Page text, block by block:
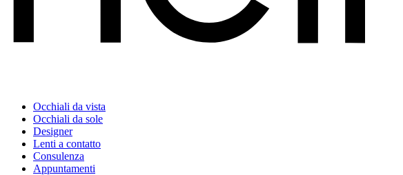
Occhiali da vista
Occhiali da sole
Designer
Lenti a contatto
Consulenza
Appuntamenti